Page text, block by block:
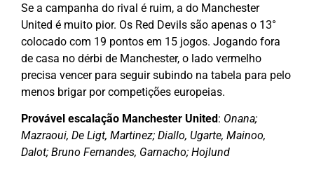
Se a campanha do rival é ruim, a do Manchester
United é muito pior. Os Red Devils são apenas o 13°
colocado com 19 pontos em 15 jogos. Jogando fora
de casa no dérbi de Manchester, o lado vermelho
precisa vencer para seguir subindo na tabela para pelo
menos brigar por competições europeias.
Provável escalação Manchester United: Onana;
Mazraoui, De Ligt, Martinez; Diallo, Ugarte, Mainoo,
Dalot; Bruno Fernandes, Garnacho; Hojlund